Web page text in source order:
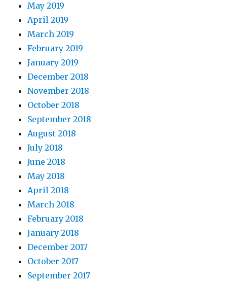
May 2019
April 2019
March 2019
February 2019
January 2019
December 2018
November 2018
October 2018
September 2018
August 2018
July 2018
June 2018
May 2018
April 2018
March 2018
February 2018
January 2018
December 2017
October 2017
September 2017